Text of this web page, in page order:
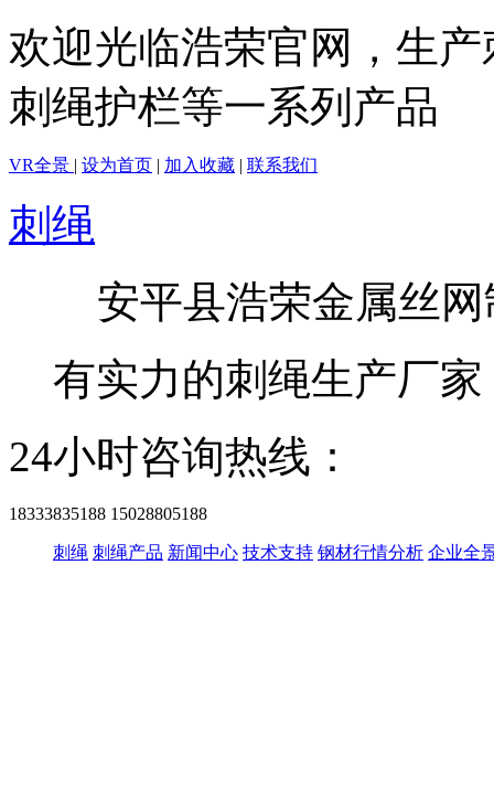
欢迎光临浩荣官网，生
刺绳护栏等一系列产品
VR全景 | 设为首页 | 加入收藏 | 联系我们
刺绳
安平县浩荣金属丝
有实力的刺绳生产厂家
24小时咨询热线：
18333835188 15028805188
刺绳 刺绳产品 新闻中心 技术支持 钢材行情分析 企业全